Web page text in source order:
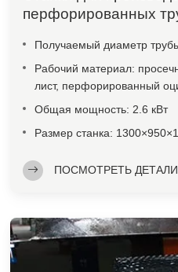
перфорированных
Получаемый диаметр
Рабочий материал:
лист, перфорированный
Общая мощность: 2.6 кВт
Размер станка:
ПОСМОТРЕТЬ ДЕТАЛИ